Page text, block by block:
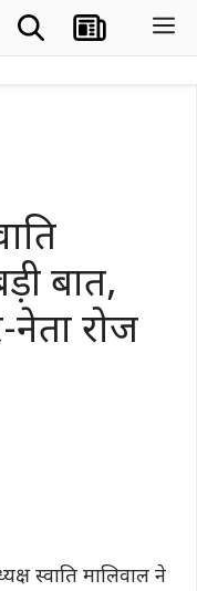
बात,
रोज
स्वाति मालिवाल ने